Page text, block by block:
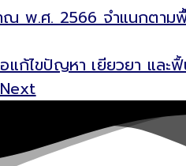
าณ พ.ศ. 2566 จำแนกต
ก้ไขปัญหา เยียวยา แล
Next